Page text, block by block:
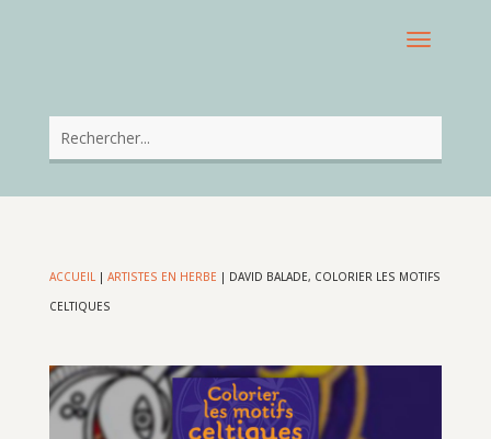
ACCUEIL| ARTISTES EN HERBE | DAVID BALADE, COLORIER LES MOTIFS
CELTIQUES